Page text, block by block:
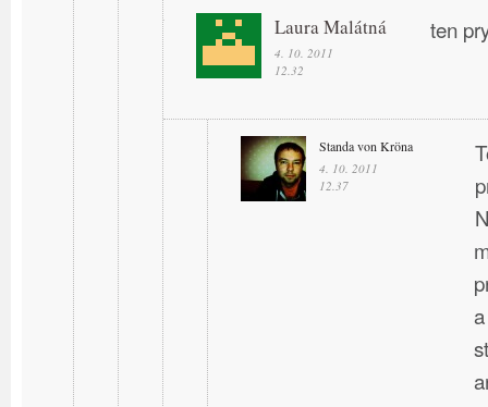
Laura Malátná
4. 10. 2011
12.32
ten
Standa von Kröna
4. 10. 2011
12.37